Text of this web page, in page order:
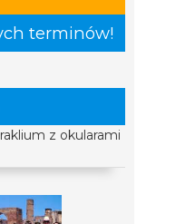
terminów!
z okularami